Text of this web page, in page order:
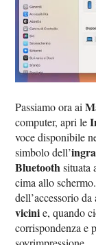
Passiamo ora ai
computer, apri le
voce disponibile
simbolo dell’
Bluetoothsituata
cima allo
dell’accessorio
vicinie, quando
corrispondenza e